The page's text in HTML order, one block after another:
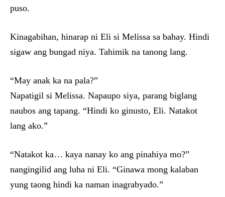
puso.
Kinagabihan, hinarap ni Eli si Melissa sa bahay. Hindi
sigaw ang bungad niya. Tahimik na tanong lang.
“May anak ka na pala?”
Napatigil si Melissa. Napaupo siya, parang biglang
naubos ang tapang. “Hindi ko ginusto, Eli. Natakot
lang ako.”
“Natakot ka… kaya nanay ko ang pinahiya mo?”
nangingilid ang luha ni Eli. “Ginawa mong kalaban
yung taong hindi ka naman inagrabyado.”